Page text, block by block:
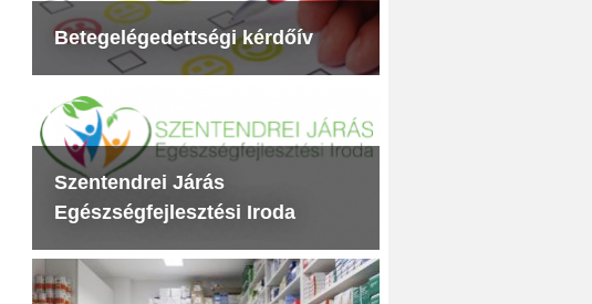
Betegelégedettségi kérdőív
Szentendrei Járás
Egészségfejlesztési Iroda